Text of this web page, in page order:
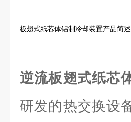
板翅式纸芯体铝制冷却装置产品简述
逆流板翅式纸芯
研发的热交换设